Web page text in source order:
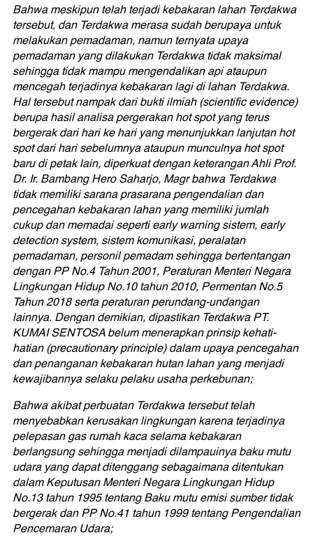
Bahwa meskipun telah terjadi kebakaran lahan Terdakwa
tersebut, dan Terdakwa merasa sudah berupaya untuk
melakukan pemadaman, namun ternyata upaya
pemadaman yang dilakukan Terdakwa tidak maksimal
sehingga tidak mampu mengendalikan api ataupun
mencegah terjadinya kebakaran lagi di lahan Terdakwa.
Hal tersebut nampak dari bukti ilmiah (scientific evidence)
berupa hasil analisa pergerakan hot spot yang terus
bergerak dari hari ke hari yang menunjukkan lanjutan hot
spot dari hari sebelumnya ataupun munculnya hot spot
baru di petak lain, diperkuat dengan keterangan Ahli Prof.
Dr. Ir. Bambang Hero Saharjo, Magr bahwa Terdakwa
tidak memiliki sarana prasarana pengendalian dan
pencegahan kebakaran lahan yang memiliki jumlah
cukup dan memadai seperti early warning sistem, early
detection system, sistem komunikasi, peralatan
pemadaman, personil pemadam sehingga bertentangan
dengan PP No.4 Tahun 2001, Peraturan Menteri Negara
Lingkungan Hidup No.10 tahun 2010, Permentan No.5
Tahun 2018 serta peraturan perundang-undangan
lainnya. Dengan demikian, dipastikan Terdakwa PT.
KUMAI SENTOSA belum menerapkan prinsip kehati-
hatian (precautionary principle) dalam upaya pencegahan
dan penanganan kebakaran hutan lahan yang menjadi
kewajibannya selaku pelaku usaha perkebunan;
Bahwa akibat perbuatan Terdakwa tersebut telah
menyebabkan kerusakan lingkungan karena terjadinya
pelepasan gas rumah kaca selama kebakaran
berlangsung sehingga menjadi dilampauinya baku mutu
udara yang dapat ditenggang sebagaimana ditentukan
dalam Keputusan Menteri Negara Lingkungan Hidup
No.13 tahun 1995 tentang Baku mutu emisi sumber tidak
bergerak dan PP No.41 tahun 1999 tentang Pengendalian
Pencemaran Udara;